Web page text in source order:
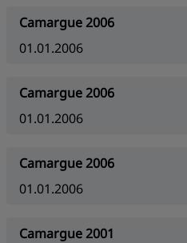
Camargue 2006
01.01.2006
Camargue 2006
01.01.2006
Camargue 2006
01.01.2006
Camargue 2001